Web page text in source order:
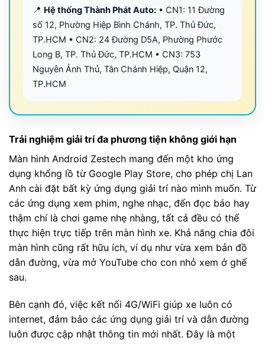
📍 Hệ thống Thành Phát Auto: • CN1: 11 Đường
số 12, Phường Hiệp Bình Chánh, TP. Thủ Đức,
TP.HCM • CN2: 24 Đường D5A, Phường Phước
Long B, TP. Thủ Đức, TP.HCM • CN3: 753
Nguyễn Ảnh Thủ, Tân Chánh Hiệp, Quận 12,
TP.HCM
Trải nghiệm giải trí đa phương tiện không giới hạn
Màn hình Android Zestech mang đến một kho ứng
dụng khổng lồ từ Google Play Store, cho phép chị Lan
Anh cài đặt bất kỳ ứng dụng giải trí nào mình muốn. Từ
các ứng dụng xem phim, nghe nhạc, đến đọc báo hay
thậm chí là chơi game nhẹ nhàng, tất cả đều có thể
thực hiện trực tiếp trên màn hình xe. Khả năng chia đôi
màn hình cũng rất hữu ích, ví dụ như vừa xem bản đồ
dẫn đường, vừa mở YouTube cho con nhỏ xem ở ghế
sau.
Bên cạnh đó, việc kết nối 4G/WiFi giúp xe luôn có
internet, đảm bảo các ứng dụng giải trí và dẫn đường
luôn được cập nhật thông tin mới nhất. Đây là một